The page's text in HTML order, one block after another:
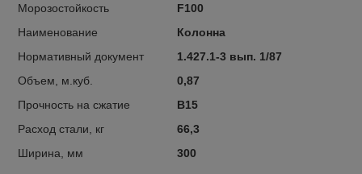
Морозостойкость
F100
Наименование
Колонна
Нормативный документ
1.427.1-3 вып. 1/87
Объем, м.куб.
0,87
Прочность на сжатие
В15
Расход стали, кг
66,3
Ширина, мм
300